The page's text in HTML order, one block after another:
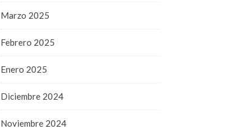
Marzo 2025
Febrero 2025
Enero 2025
Diciembre 2024
Noviembre 2024